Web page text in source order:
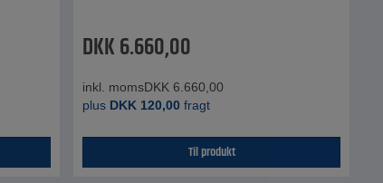
DKK6.660,00
inkl. momsDKK 6.660,00
plus DKK 120,00 fragt
Til produkt